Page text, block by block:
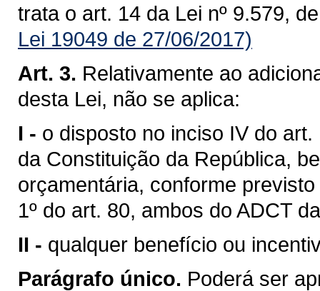
trata o art. 14 da Lei nº 9.579,
Lei 19049 de 27/06/2017)
Art. 3. Relativamente ao
desta Lei, não se aplica:
I - o disposto no inciso IV do
da Constituição da República,
orçamentária, conforme
1º do art. 80, ambos do ADCT
II - qualquer benefício ou
Parágrafo único. Poderá ser